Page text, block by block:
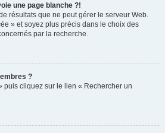
une page blanche ?!
résultats que ne peut gérer le serveur Web.
» et soyez plus précis dans le choix des
par la recherche.
?
puis cliquez sur le lien « Rechercher un